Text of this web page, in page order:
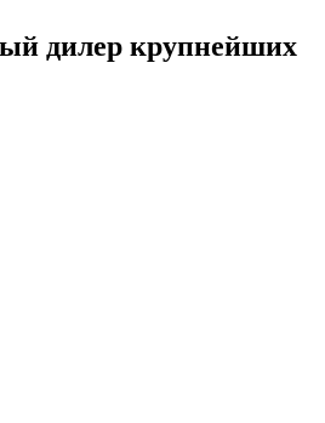
дилер крупнейших